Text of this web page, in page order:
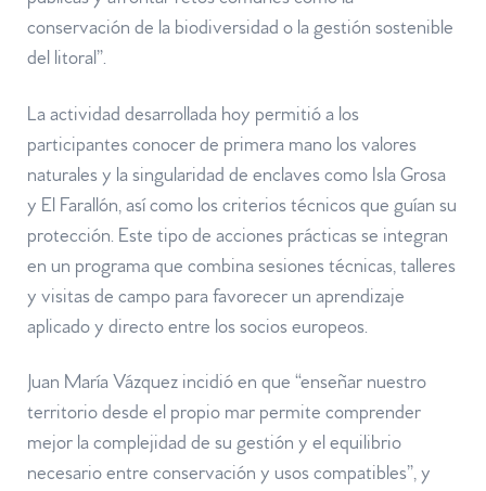
conservación de la biodiversidad o la gestión sostenible
del litoral”.
La actividad desarrollada hoy permitió a los
participantes conocer de primera mano los valores
naturales y la singularidad de enclaves como Isla Grosa
y El Farallón, así como los criterios técnicos que guían su
protección. Este tipo de acciones prácticas se integran
en un programa que combina sesiones técnicas, talleres
y visitas de campo para favorecer un aprendizaje
aplicado y directo entre los socios europeos.
Juan María Vázquez incidió en que “enseñar nuestro
territorio desde el propio mar permite comprender
mejor la complejidad de su gestión y el equilibrio
necesario entre conservación y usos compatibles”, y